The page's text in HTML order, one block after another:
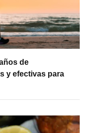
de
y efectivas para